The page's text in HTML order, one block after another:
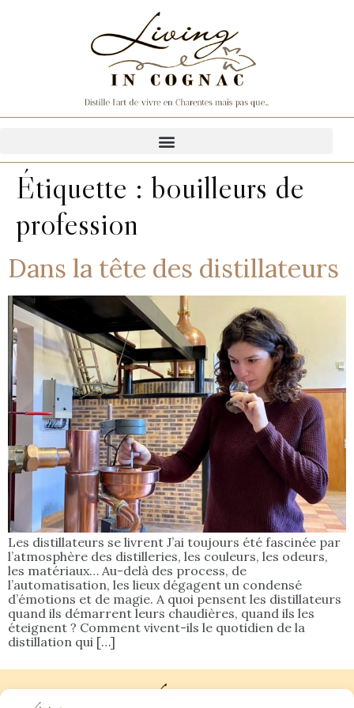
Étiquette : bouilleurs de
profession
Dans la tête des distillateurs
Les distillateurs se livrent J’ai toujours été fascinée par
l’atmosphère des distilleries, les couleurs, les odeurs,
les matériaux… Au-delà des process, de
l’automatisation, les lieux dégagent un condensé
d’émotions et de magie. A quoi pensent les distillateurs
quand ils démarrent leurs chaudières, quand ils les
éteignent ? Comment vivent-ils le quotidien de la
distillation qui […]